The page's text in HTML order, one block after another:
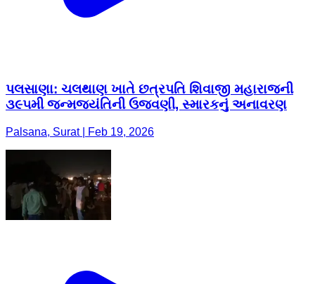
પલસાણા: ચલથાણ ખાતે છત્રપતિ શિવાજી મહારાજની
૩૯૫મી જન્મજયંતિની ઉજવણી, સ્મારકનું અનાવરણ
Palsana, Surat | Feb 19, 2026